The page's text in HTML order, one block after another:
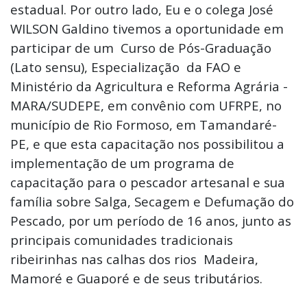
estadual. Por outro lado, Eu e o colega José
WILSON Galdino tivemos a oportunidade em
participar de um Curso de Pós-Graduação
(Lato sensu), Especialização da FAO e
Ministério da Agricultura e Reforma Agrária -
MARA/SUDEPE, em convênio com UFRPE, no
município de Rio Formoso, em Tamandaré-
PE, e que esta capacitação nos possibilitou a
implementação de um programa de
capacitação para o pescador artesanal e sua
família sobre Salga, Secagem e Defumação do
Pescado, por um período de 16 anos, junto as
principais comunidades tradicionais
ribeirinhas nas calhas dos rios Madeira,
Mamoré e Guaporé e de seus tributários.